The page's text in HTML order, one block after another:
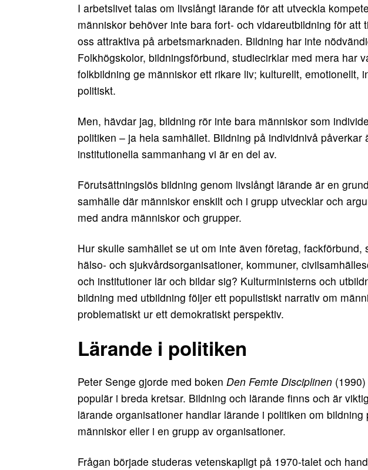
I arbetslivet talas om livslångt lärande för att utveckla
människor behöver inte bara fort- och vidareutbildning för att
oss attraktiva på arbetsmarknaden. Bildning har inte
Folkhögskolor, bildningsförbund, studiecirklar med mera har
folkbildning ge människor ett rikare liv; kulturellt, emotionellt,
politiskt.
Men, hävdar jag, bildning rör inte bara människor som
politiken – ja hela samhället. Bildning på individnivå påverkar
institutionella sammanhang vi är en del av.
Förutsättningslös bildning genom livslångt lärande är en
samhälle där människor enskilt och i grupp utvecklar och
med andra människor och grupper.
Hur skulle samhället se ut om inte även företag, fackförbund,
hälso- och sjukvårdsorganisationer, kommuner,
och institutioner lär och bildar sig? Kulturministerns och
bildning med utbildning följer ett populistiskt narrativ om
problematiskt ur ett demokratiskt perspektiv.
Lärande i politiken
Peter Senge gjorde med boken Den Femte Disciplinen
populär i breda kretsar. Bildning och lärande finns och är
lärande organisationer handlar lärande i politiken om
människor eller i en grupp av organisationer.
Frågan började studeras vetenskapligt på 1970-talet och